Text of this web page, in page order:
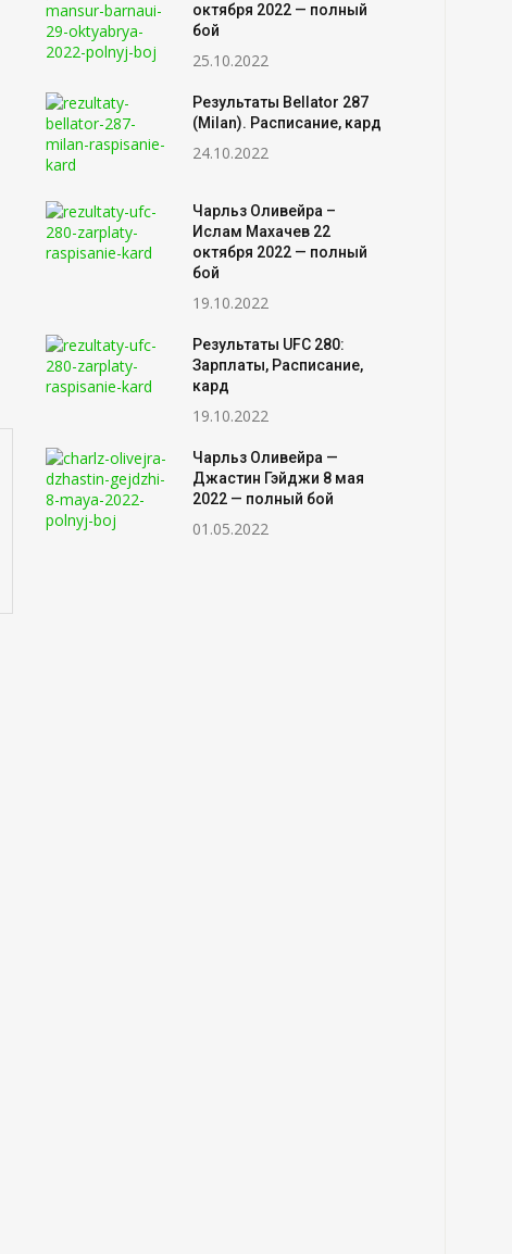
октября 2022 — полный
бой
25.10.2022
Результаты Bellator 287
(Milan). Расписание, кард
24.10.2022
Чарльз Оливейра –
Ислам Махачев 22
октября 2022 — полный
бой
19.10.2022
Результаты UFC 280:
Зарплаты, Расписание,
кард
19.10.2022
Чарльз Оливейра —
Джастин Гэйджи 8 мая
2022 — полный бой
01.05.2022